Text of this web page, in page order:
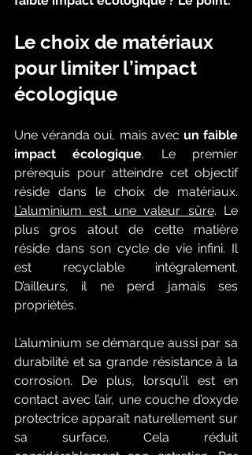
Le choix de matériaux
pour limiter l’impact
écologique
Une véranda oui, mais avec un faible
impact écologique. Le premier
prérequis pour atteindre cet objectif
L’aluminium est une valeur sûre. Le
plus gros atout de cette matière
réside dans son cycle de vie infini. Il
est recyclable intégralement.
D’ailleurs, il ne perd jamais ses
propriétés.
L’aluminium se démarque aussi par sa
durabilité et sa grande résistance à la
corrosion. De plus, lorsqu’il est en
contact avec l’air, une couche d’oxyde
protectrice apparaît naturellement sur
sa surface. Cela réduit